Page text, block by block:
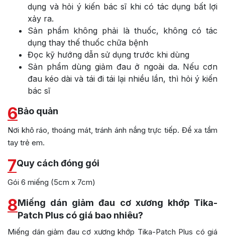
dụng và hỏi ý kiến bác sĩ khi có tác dụng bất lợi
xảy ra.
Sản phẩm không phải là thuốc, không có tác
dụng thay thế thuốc chữa bệnh
Đọc kỹ hướng dẫn sử dụng trước khi dùng
Sản phẩm dùng giảm đau ở ngoài da. Nếu cơn
đau kéo dài và tái đi tái lại nhiều lần, thì hỏi ý kiến
bác sĩ
6Bảo quản
Nơi khô ráo, thoáng mát, tránh ánh nắng trực tiếp. Để xa tầm
tay trẻ em.
7Quy cách đóng gói
Gói 6 miếng (5cm x 7cm)
8Miếng dán giảm đau cơ xương khớp Tika-
Patch Plus có giá bao nhiêu?
Miếng dán giảm đau cơ xương khớp Tika-Patch Plus có giá